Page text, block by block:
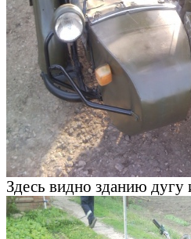
Здесь видно зданию